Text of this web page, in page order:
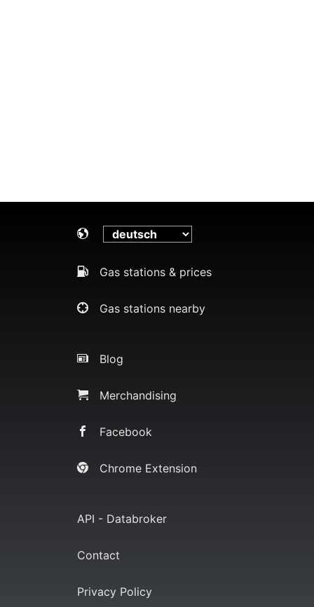
Gas stations & prices
Gas stations nearby
Blog
Merchandising
Facebook
Chrome Extension
API - Databroker
Contact
Privacy Policy